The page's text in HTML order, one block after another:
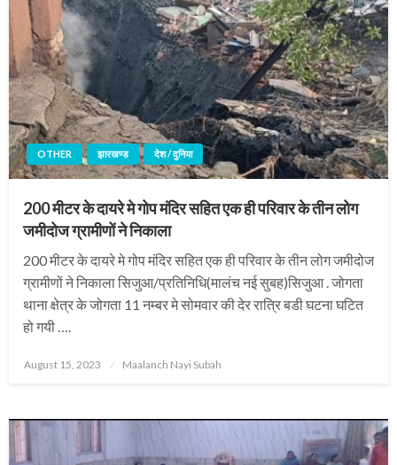
OTHER झारखण्ड देश / दुनिया
200 मीटर के दायरे मे गोप मंदिर सहित एक ही परिवार के तीन लोग
जमीदोज ग्रामीणों ने निकाला
200 मीटर के दायरे मे गोप मंदिर सहित एक ही परिवार के तीन लोग जमीदोज
ग्रामीणों ने निकाला सिजुआ/प्रतिनिधि(मालंच नई सुबह)सिजुआ . जोगता
थाना क्षेत्र के जोगता 11 नम्बर मे सोमवार की देर रात्रि बडी घटना घटित
हो गयी ….
Posted
August 15, 2023 Maalanch Nayi Subah